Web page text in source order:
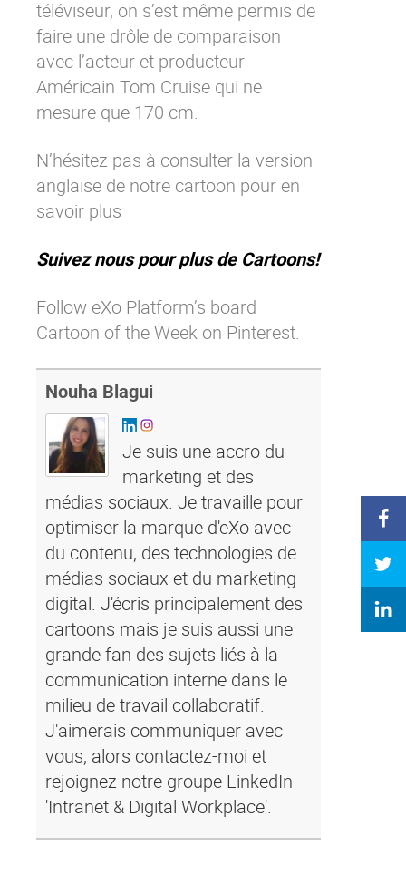
Contactez-nous
Essayez eXo
téléviseur, on s’est même permis de
faire une drôle de comparaison
avec l’acteur et producteur
Américain Tom Cruise qui ne
mesure que 170 cm.
N’hésitez pas à consulter la version
anglaise de notre cartoon pour en
savoir plus
Suivez nous pour plus de Cartoons!
Follow eXo Platform’s board
Cartoon of the Week on Pinterest.
Nouha Blagui
Je suis une accro du
marketing et des
médias sociaux. Je travaille pour
optimiser la marque d'eXo avec
du contenu, des technologies de
médias sociaux et du marketing
digital. J'écris principalement des
cartoons mais je suis aussi une
grande fan des sujets liés à la
communication interne dans le
milieu de travail collaboratif.
J'aimerais communiquer avec
vous, alors contactez-moi et
rejoignez notre groupe LinkedIn
'Intranet & Digital Workplace'.